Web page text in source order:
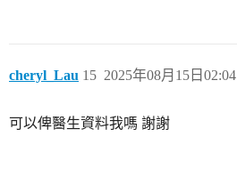
cheryl_Lau 2025年08月15日02:04
15
可以俾醫生資料我嗎 謝謝